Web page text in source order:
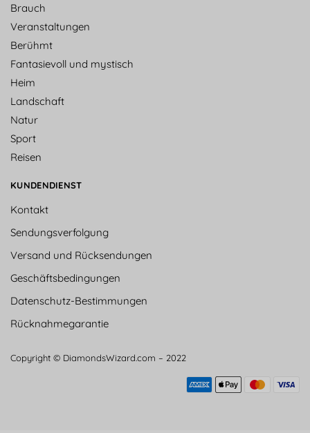
Brauch
Veranstaltungen
Berühmt
Fantasievoll und mystisch
Heim
Landschaft
Natur
Sport
Reisen
KUNDENDIENST
Kontakt
Sendungsverfolgung
Versand und Rücksendungen
Geschäftsbedingungen
Datenschutz-Bestimmungen
Rücknahmegarantie
Copyright © DiamondsWizard.com – 2022